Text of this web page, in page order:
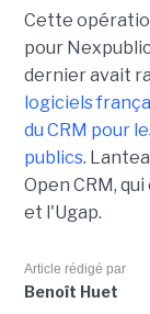
Cette
pour
dernier avait
logiciels
du CRM pour
publics.
Open CRM,
et l'Ugap.
Article rédigé par
Benoît Huet